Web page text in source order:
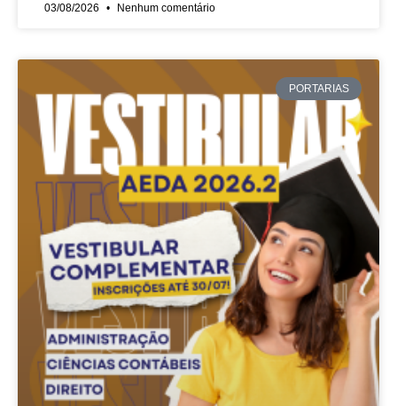
03/08/2026 Nenhum comentário
PORTARIAS